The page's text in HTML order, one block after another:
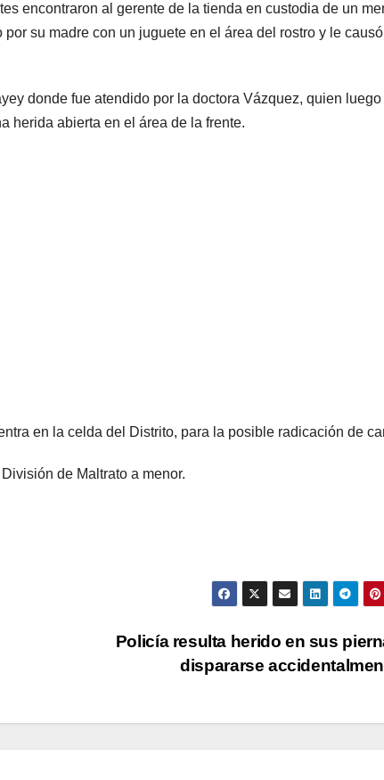
encontraron al gerente de la tienda en custodia de un
su madre con un juguete en el área del rostro y le
donde fue atendido por la doctora Vázquez, quien luego
herida abierta en el área de la frente.
en la celda del Distrito, para la posible radicación de
de Maltrato a menor.
Policía resulta herido en sus
dispararse